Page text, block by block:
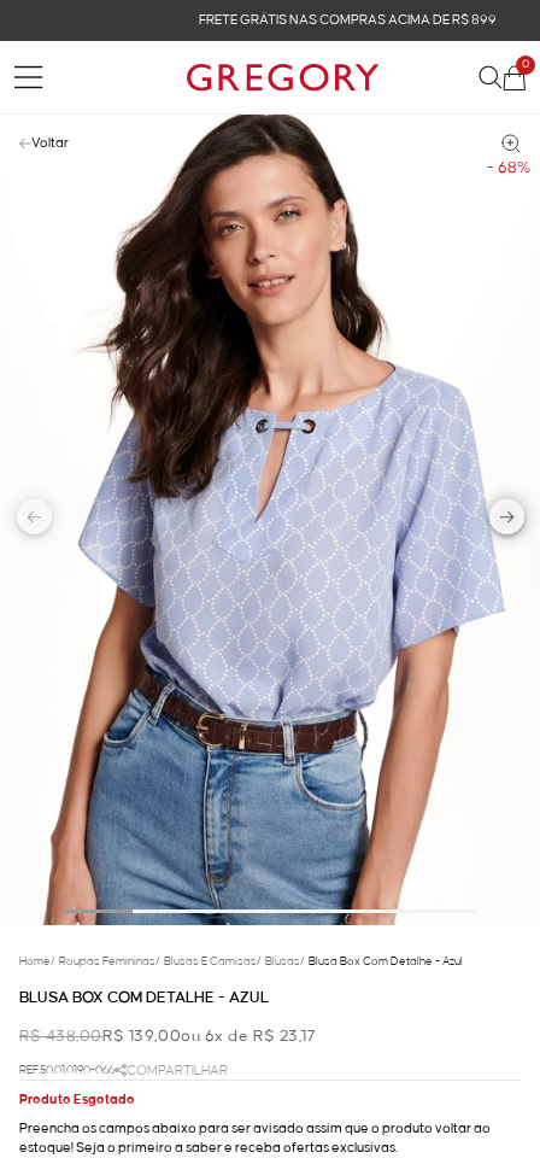
FRETE GRÁTIS NAS COMPRAS ACIMA DE R$ 899
0
- 68%
Voltar
Home/ Roupas Femininas/ Blusas E Camisas/ Blusas/ Blusa Box Com Detalhe - Azul
BLUSA BOX COM DETALHE - AZUL
R$ 438,00R$ 139,00ou 6x de R$ 23,17
REF.50.01.0190-066
COMPARTILHAR
Produto Esgotado
Preencha os campos abaixo para ser avisado assim que o produto voltar ao
estoque! Seja o primeiro a saber e receba ofertas exclusivas.